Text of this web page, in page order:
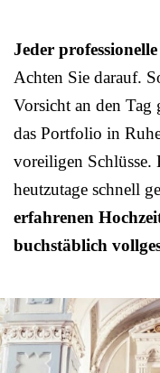
Jeder
Achten Sie darauf.
Vorsicht an den Tag
das Portfolio in
voreiligen Schlüsse.
heutzutage schnell
erfahrenen
buchstäblich